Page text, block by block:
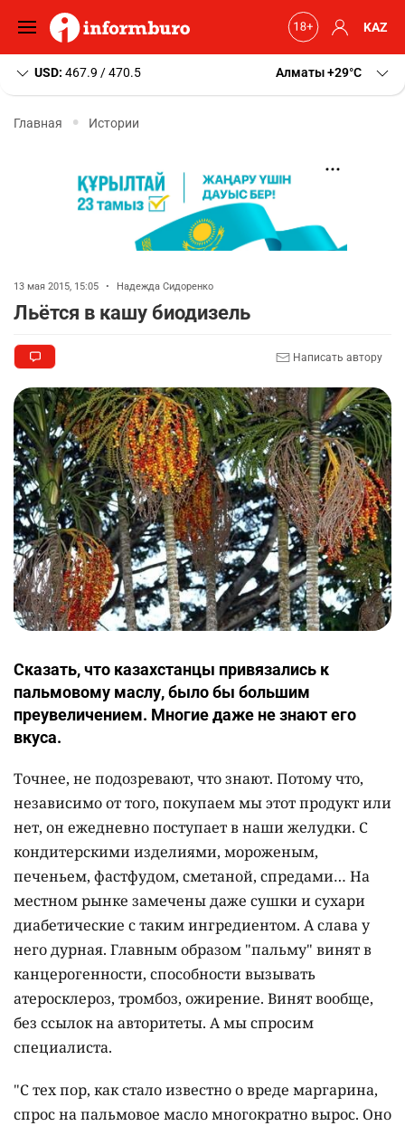
KAZ
USD: 467.9 / 470.5 Алматы+29 C
Главная Истории
13 мая 2015, 15:05 • Надежда Сидоренко
Льётся в кашу биодизель
Написать автору
Сказать, что казахстанцы привязались к
пальмовому маслу, было бы большим
преувеличением. Многие даже не знают его
вкуса.
Точнее, не подозревают, что знают. Потому что,
независимо от того, покупаем мы этот продукт или
нет, он ежедневно поступает в наши желудки. С
кондитерскими изделиями, мороженым,
печеньем, фастфудом, сметаной, спредами… На
местном рынке замечены даже сушки и сухари
диабетические с таким ингредиентом. А слава у
него дурная. Главным образом "пальму" винят в
канцерогенности, способности вызывать
атеросклероз, тромбоз, ожирение. Винят вообще,
без ссылок на авторитеты. А мы спросим
специалиста.
"С тех пор, как стало известно о вреде маргарина,
спрос на пальмовое масло многократно вырос. Оно